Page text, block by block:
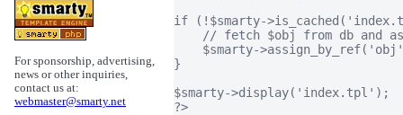
For sponsorship, advertising,
news or other inquiries,
contact us at:
webmaster@smarty.net
if (!$smarty-
// fetch $obj from db and
$smarty-
}
$smarty->display('index.tpl');
?>